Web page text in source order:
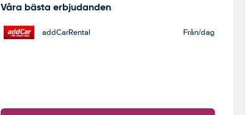
Våra bästa erbjudanden
addCarRental Från/dag